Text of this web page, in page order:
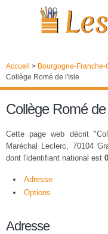
Accueil > Bourgogne-Franche-
Collège Romé de l'Isle
Collège Romé
Cette page web décrit
Maréchal Leclerc, 70104
dont l'identifiant national est
Adresse
Options
Adresse